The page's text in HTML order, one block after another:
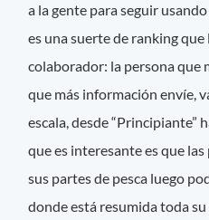
a la gente para seguir
es una suerte de ranking que
colaborador: la persona que
que más información envíe,
escala, desde “Principiante”
que es interesante es que
sus partes de pesca luego
donde está resumida toda